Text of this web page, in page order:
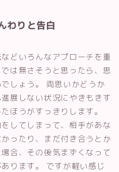
わりと告白
どいろんなアプローチを重
は無さそうと思ったら、思
しょう。 両思いかどうか
展しない状況にやきもきす
ほうがすっきりします。
してしまって、相手があな
ったり、まだ付き合うとか
合、その後気まずくなって
ります。 ですが軽い感じ